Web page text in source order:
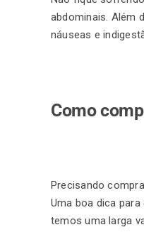
abdominais. Além
náuseas e
Como
Precisando
Uma boa dica
temos uma larga